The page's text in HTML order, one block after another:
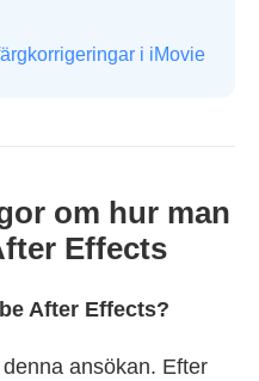
i iMovie
om hur man
Effects
After Effects?
ansökan. Efter